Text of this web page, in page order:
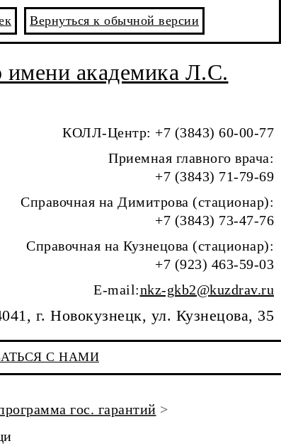
Вернуться к обычной версии
имени академика Л.С.
КОЛЛ-Центр: +7 (3843) 60-00-77
Приемная главного врача:
+7 (3843) 71-79-69
Справочная на Димитрова (стационар):
+7 (3843) 73-47-76
Справочная на Кузнецова (стационар):
+7 (923) 463-59-03
E-mail:nkz-gkb2@kuzdrav.ru
г. Новокузнецк, ул. Кузнецова, 35
С НАМИ
гос. гарантий >